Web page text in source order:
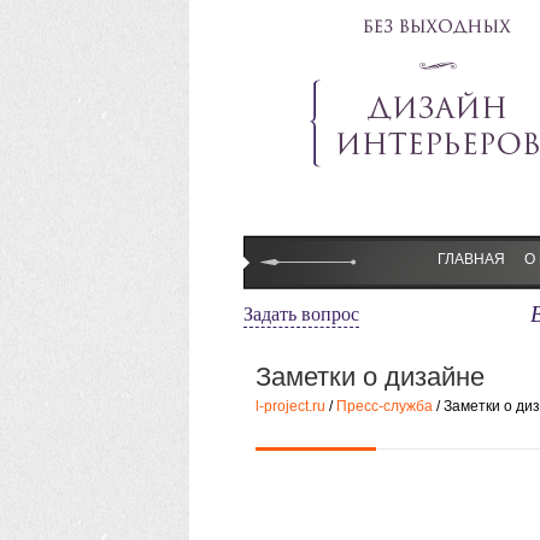
ГЛАВНАЯ О
Задать вопрос
Заметки о дизайне
l-project.ru / Пресс-служба / Заметки о